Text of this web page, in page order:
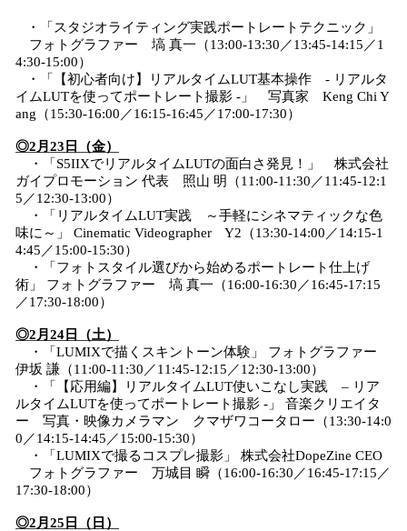
・「スタジオライティング実践ポートレートテクニック」
フォトグラファー 塙 真一（13:00-13:30／13:45-14:15／1
4:30-15:00）
・「【初心者向け】リアルタイムLUT基本操作 - リアルタ
イムLUTを使ってポートレート撮影 -」 写真家 Keng Chi Y
ang（15:30-16:00／16:15-16:45／17:00-17:30）
◎2月23日（金）
・「S5IIXでリアルタイムLUTの面白さ発見！」 株式会社
ガイプロモーション 代表 照山 明（11:00-11:30／11:45-12:1
5／12:30-13:00）
・「リアルタイムLUT実践 ～手軽にシネマティックな色
味に～」 Cinematic Videographer Y2（13:30-14:00／14:15-1
4:45／15:00-15:30）
・「フォトスタイル選びから始めるポートレート仕上げ
術」 フォトグラファー 塙 真一（16:00-16:30／16:45-17:15
／17:30-18:00）
◎2月24日（土）
・「LUMIXで描くスキントーン体験」 フォトグラファー
伊坂 謙（11:00-11:30／11:45-12:15／12:30-13:00）
・「【応用編】リアルタイムLUT使いこなし実践 – リア
ルタイムLUTを使ってポートレート撮影 -」 音楽クリエイタ
ー 写真・映像カメラマン クマザワコータロー（13:30-14:0
0／14:15-14:45／15:00-15:30）
・「LUMIXで撮るコスプレ撮影」 株式会社DopeZine CEO
フォトグラファー 万城目 瞬（16:00-16:30／16:45-17:15／
17:30-18:00）
◎2月25日（日）